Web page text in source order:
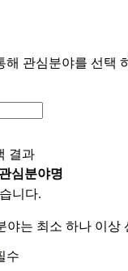
해 관심분야를 선택
결과
관심분야명
니다.
야는 최소 하나 이상